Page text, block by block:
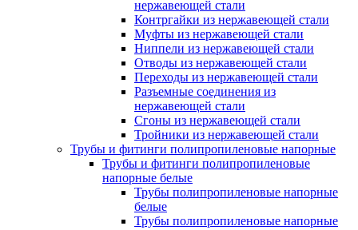
нержавеющей стали
Контргайки из нержавеющей стали
Муфты из нержавеющей стали
Ниппели из нержавеющей стали
Отводы из нержавеющей стали
Переходы из нержавеющей стали
Разъемные соединения из
нержавеющей стали
Сгоны из нержавеющей стали
Тройники из нержавеющей стали
Трубы и фитинги полипропиленовые напорные
Трубы и фитинги полипропиленовые
напорные белые
Трубы полипропиленовые напорные
белые
Трубы полипропиленовые напорные